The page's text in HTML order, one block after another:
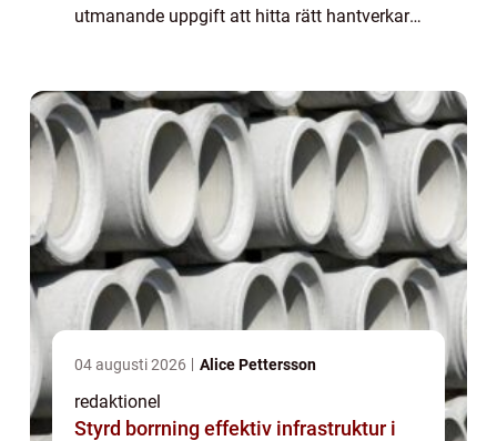
utmanande uppgift att hitta rätt hantverkare
04 augusti 2026 Alice Pettersson
redaktionel
Styrd borrning effektiv infrastruktur i